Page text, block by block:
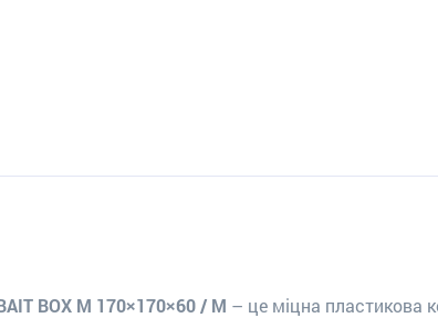
BOX M 170×170×60 / M – це міцна пластикова